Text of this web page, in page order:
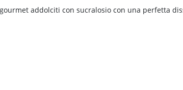
addolciti con sucralosio con una perfetta